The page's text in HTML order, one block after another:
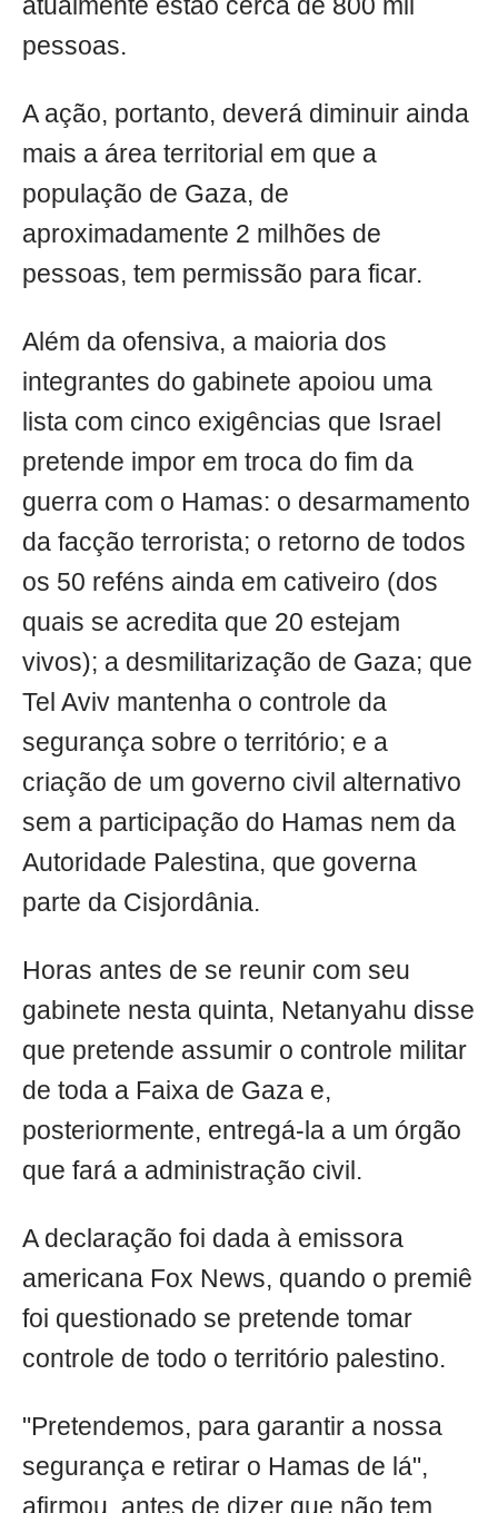
atualmente estão cerca de 800 mil
pessoas.
A ação, portanto, deverá diminuir ainda
mais a área territorial em que a
população de Gaza, de
aproximadamente 2 milhões de
pessoas, tem permissão para ficar.
Além da ofensiva, a maioria dos
integrantes do gabinete apoiou uma
lista com cinco exigências que Israel
pretende impor em troca do fim da
guerra com o Hamas: o desarmamento
da facção terrorista; o retorno de todos
os 50 reféns ainda em cativeiro (dos
quais se acredita que 20 estejam
vivos); a desmilitarização de Gaza; que
Tel Aviv mantenha o controle da
segurança sobre o território; e a
criação de um governo civil alternativo
sem a participação do Hamas nem da
Autoridade Palestina, que governa
parte da Cisjordânia.
Horas antes de se reunir com seu
gabinete nesta quinta, Netanyahu disse
que pretende assumir o controle militar
de toda a Faixa de Gaza e,
posteriormente, entregá-la a um órgão
que fará a administração civil.
A declaração foi dada à emissora
americana Fox News, quando o premiê
foi questionado se pretende tomar
controle de todo o território palestino.
"Pretendemos, para garantir a nossa
segurança e retirar o Hamas de lá",
afirmou, antes de dizer que não tem